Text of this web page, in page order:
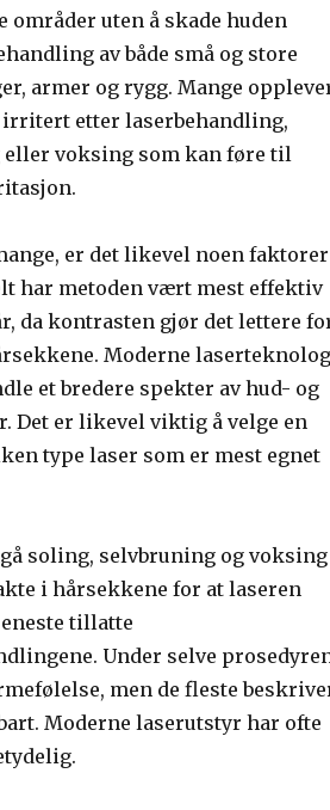
uten å skade huden
av både små og store
armer og rygg. Mange
etter laserbehandling,
voksing som kan føre til
er det likevel noen faktorer
har metoden vært mest effektiv
da kontrasten gjør det lettere
Moderne
et bredere spekter av hud- og
Det er likevel viktig å velge en
type laser som er mest egnet
soling, selvbruning og
i hårsekkene for at laseren
tillatte
Under selve
men de fleste
Moderne laserutstyr har ofte